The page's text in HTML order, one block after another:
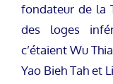
fondateur de la
des loges
c’étaient Wu
Yao Bieh Tah et